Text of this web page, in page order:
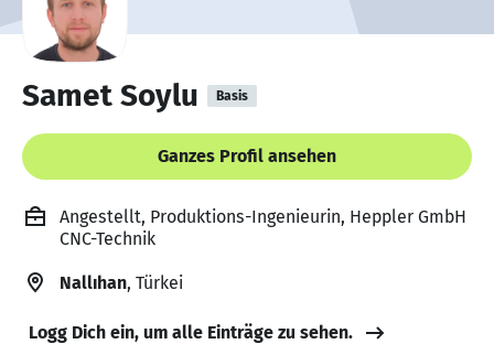
Samet Soylu Basis
Ganzes Profil ansehen
Angestellt, Produktions-Ingenieurin, Heppler GmbH
CNC-Technik
Nallıhan, Türkei
Logg Dich ein, um alle Einträge zu sehen.